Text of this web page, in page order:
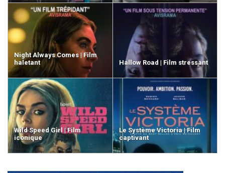
Night Always Comes | Film
haletant
Hallow Road | Film stressant
Wild Speed Girl | Film
iconique
Le Système Victoria | Film
captivant